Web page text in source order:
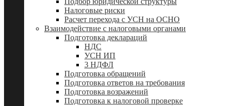
Налоговые риски
Расчет перехода с УСН на ОСНО
Взаимодействие с налоговыми органами
Подготовка деклараций
НДС
УСН ИП
3 НДФЛ
Подготовка обращений
Подготовка ответов на требования
Подготовка возражений
Подготовка к налоговой проверке